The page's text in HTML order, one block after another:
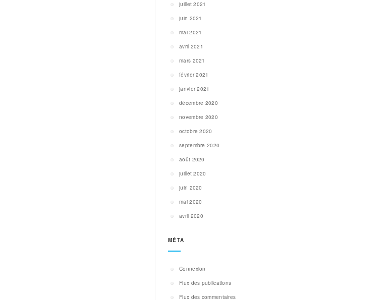
juillet 2021
juin 2021
mai 2021
avril 2021
mars 2021
février 2021
janvier 2021
décembre 2020
novembre 2020
octobre 2020
septembre 2020
août 2020
juillet 2020
juin 2020
mai 2020
avril 2020
MÉTA
Connexion
Flux des publications
Flux des commentaires